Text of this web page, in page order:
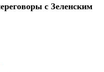
с Зеленским